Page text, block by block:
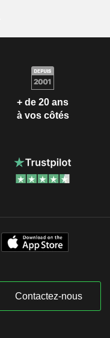
+ de 20 ans
à vos côtés
Contactez-nous